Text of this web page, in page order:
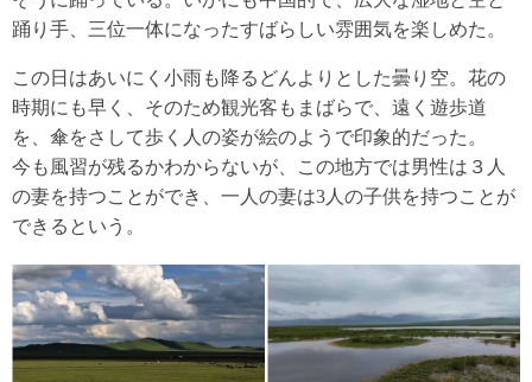
踊り手、三位一体になったすばらしい雰囲気を楽しめた。
この日はあいにく小雨も降るどんよりとした曇り空。花の
時期にも早く、そのため観光客もまばらで、遠く遊歩道
を、傘をさして歩く人の姿が絵のようで印象的だった。
今も風習が残るかわからないが、この地方では男性は３人
の妻を持つことができ、一人の妻は3人の子供を持つことが
できるという。